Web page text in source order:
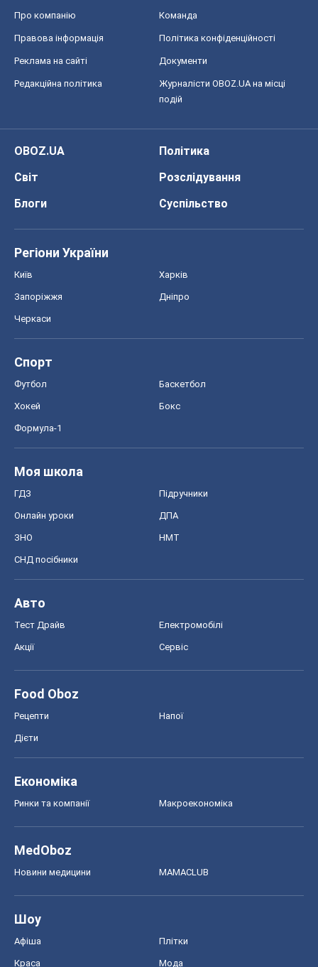
Про компанію Команда
Правова інформація Політика конфіденційності
Реклама на сайті Документи
Редакційна політика
Журналісти OBOZ.UA на місці
подій
OBOZ.UA
Політика
Світ
Розслідування
Блоги
Суспільство
Регіони України
Київ Харків
Запоріжжя Дніпро
Черкаси
Спорт
Футбол Баскетбол
Хокей Бокс
Формула-1
Моя школа
ГДЗ Підручники
Онлайн уроки ДПА
ЗНО НМТ
СНД посібники
Авто
Тест Драйв Електромобілі
Акції Сервіс
Food Oboz
Рецепти Напої
Дієти
Економіка
Ринки та компанії Макроекономіка
MedOboz
Новини медицини MAMACLUB
Шоу
Афіша Плітки
Краса Мода